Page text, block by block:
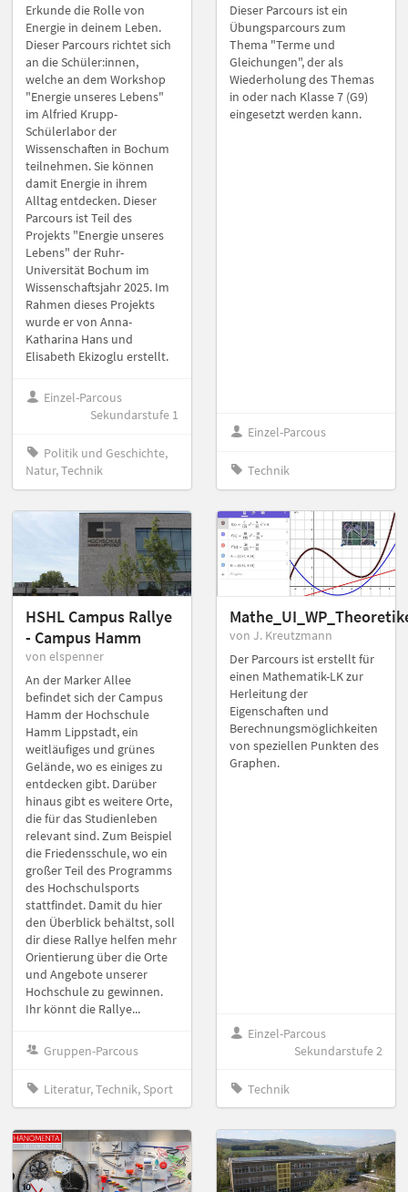
Erkunde die Rolle von
Energie in deinem Leben.
Dieser Parcours richtet sich
an die Schüler:innen,
welche an dem Workshop
"Energie unseres Lebens"
im Alfried Krupp-
Schülerlabor der
Wissenschaften in Bochum
teilnehmen. Sie können
damit Energie in ihrem
Alltag entdecken. Dieser
Parcours ist Teil des
Projekts "Energie unseres
Lebens" der Ruhr-
Universität Bochum im
Wissenschaftsjahr 2025. Im
Rahmen dieses Projekts
wurde er von Anna-
Katharina Hans und
Elisabeth Ekizoglu erstellt.
Einzel-Parcous
Sekundarstufe 1
Politik und Geschichte,
Natur, Technik
Dieser Parcours ist ein
Übungsparcours zum
Thema "Terme und
Gleichungen", der als
Wiederholung des Themas
in oder nach Klasse 7 (G9)
eingesetzt werden kann.
Einzel-Parcous
Technik
HSHL Campus Rallye
- Campus Hamm
von elspenner
An der Marker Allee
befindet sich der Campus
Hamm der Hochschule
Hamm Lippstadt, ein
weitläufiges und grünes
Gelände, wo es einiges zu
entdecken gibt. Darüber
hinaus gibt es weitere Orte,
die für das Studienleben
relevant sind. Zum Beispiel
die Friedensschule, wo ein
großer Teil des Programms
des Hochschulsports
stattfindet. Damit du hier
den Überblick behältst, soll
dir diese Rallye helfen mehr
Orientierung über die Orte
und Angebote unserer
Hochschule zu gewinnen.
Ihr könnt die Rallye...
Gruppen-Parcous
Literatur, Technik, Sport
von J. Kreutzmann
Der Parcours ist erstellt für
einen Mathematik-LK zur
Herleitung der
Eigenschaften und
Berechnungsmöglichkeiten
von speziellen Punkten des
Graphen.
Einzel-Parcous
Sekundarstufe 2
Technik